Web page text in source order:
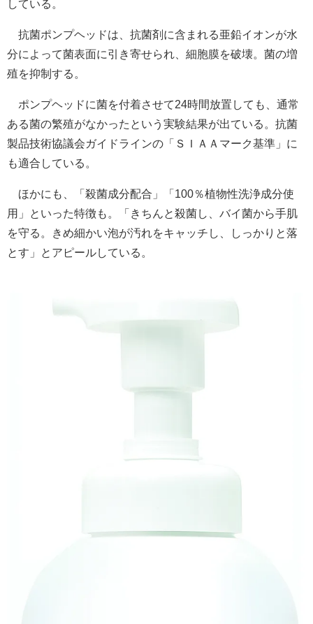
している。
抗菌ポンプヘッドは、抗菌剤に含まれる亜鉛イオンが水
分によって菌表面に引き寄せられ、細胞膜を破壊。菌の増
殖を抑制する。
ポンプヘッドに菌を付着させて24時間放置しても、通常
ある菌の繁殖がなかったという実験結果が出ている。抗菌
製品技術協議会ガイドラインの「ＳＩＡＡマーク基準」に
も適合している。
ほかにも、「殺菌成分配合」「100％植物性洗浄成分使
用」といった特徴も。「きちんと殺菌し、バイ菌から手肌
を守る。きめ細かい泡が汚れをキャッチし、しっかりと落
とす」とアピールしている。